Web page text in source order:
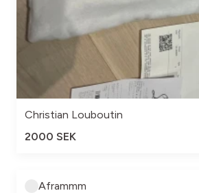
Christian Louboutin
2000 SEK
Aframmm